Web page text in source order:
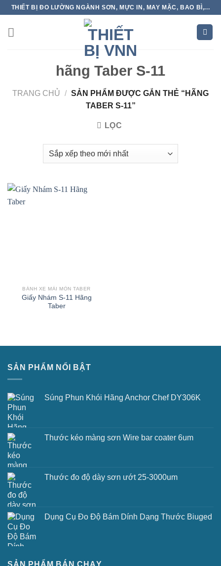
Skip
content
THIẾT BỊ ĐO LƯỜNG NGÀNH SƠN, MỰC IN, MAY MẶC, BAO BÌ,...
hãng Taber S-11
TRANG CHỦ / SẢN PHẨM ĐƯỢC GẮN THẺ “HÃNG
TABER S-11”
LỌC
BÁNH XE MÀI MÒN TABER
Giấy Nhám S-11 Hãng
Taber
SẢN PHẨM NỔI BẬT
Súng Phun Khói Hãng Anchor Chef DY306K
Thước kéo màng sơn Wire bar coater 6um
Thước đo độ dày sơn ướt 25-3000um
Dụng Cụ Đo Độ Bám Dính Dạng Thước Biuged